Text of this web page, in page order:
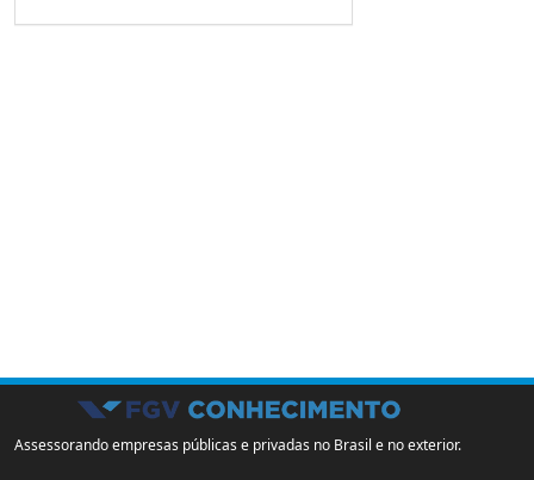
Assessorando empresas públicas e privadas no Brasil e no exterior.